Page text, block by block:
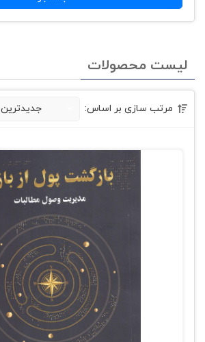
لیست محصولات
مرتب سازی بر اساس: جدیدترین